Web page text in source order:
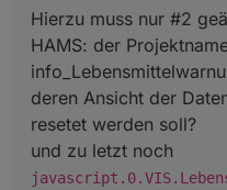
Hierzu muss nur #2
HAMS: der
deren Ansicht der
resetet werden soll?
und zu letzt noch